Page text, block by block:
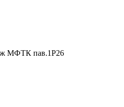
МФТК пав.1Р26